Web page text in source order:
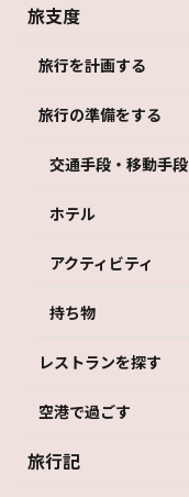
旅支度
旅行を計画する
旅行の準備をする
交通手段・移動手段
ホテル
アクティビティ
持ち物
レストランを探す
空港で過ごす
旅行記